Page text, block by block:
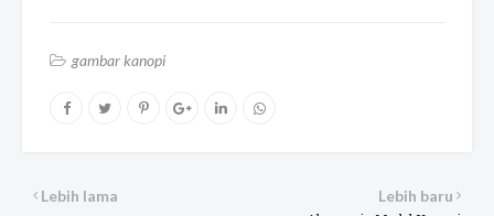
gambar kanopi
Lebih baru
Lebih lama